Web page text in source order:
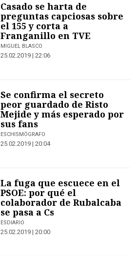
Casado se harta de
preguntas capciosas sobre
el 155 y corta a
Franganillo en TVE
MIGUEL BLASCO
25.02.2019 | 22:06
Se confirma el secreto
peor guardado de Risto
Mejide y más esperado por
sus fans
ESCHISMÓGRAFO
25.02.2019 | 20:04
La fuga que escuece en el
PSOE: por qué el
colaborador de Rubalcaba
se pasa a Cs
ESDIARIO
25.02.2019 | 20:00